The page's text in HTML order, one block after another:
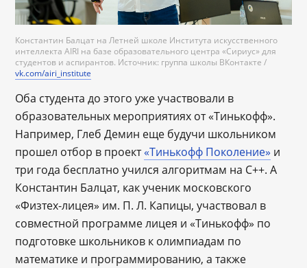
Константин Балцат на Летней школе Института искусственного
интеллекта AIRI на базе образовательного центра «Сириус» для
студентов и аспирантов. Источник: группа школы ВКонтакте /
vk.com/airi_institute
Оба студента до этого уже участвовали в
образовательных мероприятиях от «Тинькофф».
Например, Глеб Демин еще будучи школьником
прошел отбор в проект«Тинькофф Поколение» и
три года бесплатно учился алгоритмам на С++. А
Константин Балцат, как ученик московского
«Физтех-лицея» им. П. Л. Капицы, участвовал в
совместной программе лицея и «Тинькофф» по
подготовке школьников к олимпиадам по
математике и программированию, а также